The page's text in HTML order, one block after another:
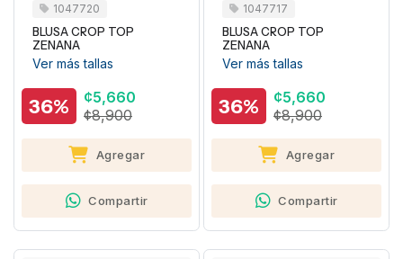
1047720
BLUSA CROP TOP
ZENANA
Ver más tallas
36%
¢5,660
¢8,900
Agregar
Compartir
1047717
BLUSA CROP TOP
ZENANA
Ver más tallas
36%
¢5,660
¢8,900
Agregar
Compartir